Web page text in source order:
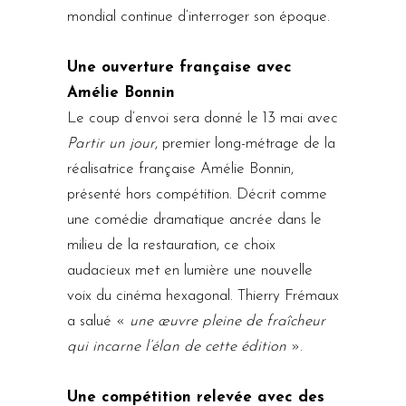
mondial continue d’interroger son époque.
Une ouverture française avec
Amélie Bonnin
Le coup d’envoi sera donné le 13 mai avec
Partir un jour, premier long-métrage de la
réalisatrice française Amélie Bonnin,
présenté hors compétition. Décrit comme
une comédie dramatique ancrée dans le
milieu de la restauration, ce choix
audacieux met en lumière une nouvelle
voix du cinéma hexagonal. Thierry Frémaux
a salué « une œuvre pleine de fraîcheur
qui incarne l’élan de cette édition ».
Une compétition relevée avec des